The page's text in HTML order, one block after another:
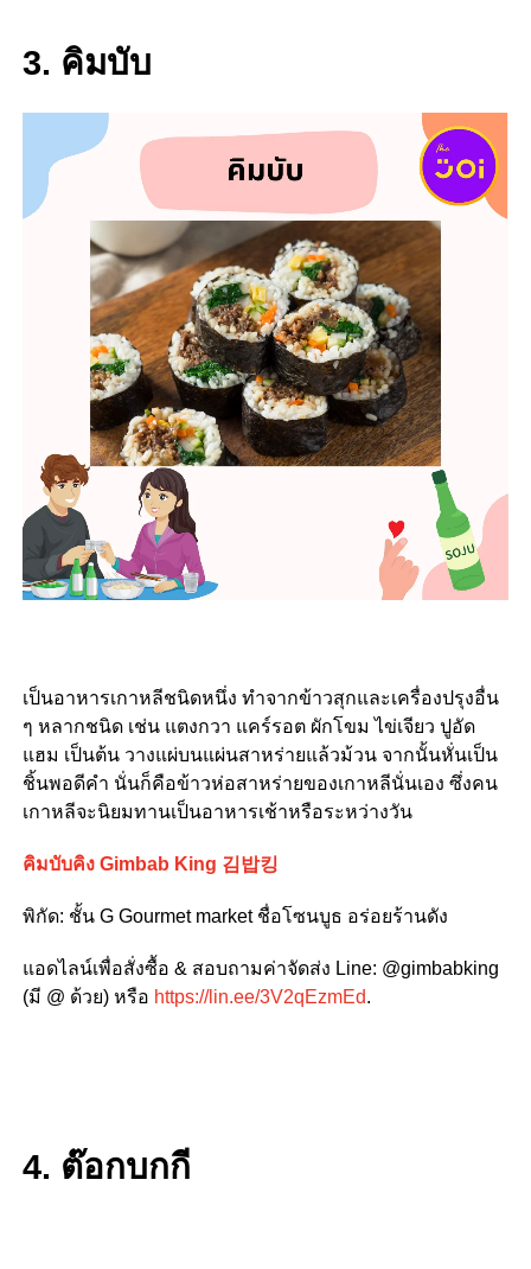
3. คิมบับ
เป็นอาหารเกาหลีชนิดหนึ่ง ทำจากข้าวสุกและเครื่องปรุงอื่น
ๆ หลากชนิด เช่น แตงกวา แคร์รอต ผักโขม ไข่เจียว ปูอัด
แฮม เป็นต้น วางแผ่บนแผ่นสาหร่ายแล้วม้วน จากนั้นหั่นเป็น
ชิ้นพอดีคำ นั่นก็คือข้าวห่อสาหร่ายของเกาหลีนั่นเอง ซึ่งคน
เกาหลีจะนิยมทานเป็นอาหารเช้าหรือระหว่างวัน
คิมบับคิง Gimbab King 김밥킹
พิกัด: ชั้น G Gourmet market ชื่อโซนบูธ อร่อยร้านดัง
แอดไลน์เพื่อสั่งซื้อ & สอบถามค่าจัดส่ง Line: @gimbabking
(มี @ ด้วย) หรือ https://lin.ee/3V2qEzmEd.
4. ต๊อกบกกี